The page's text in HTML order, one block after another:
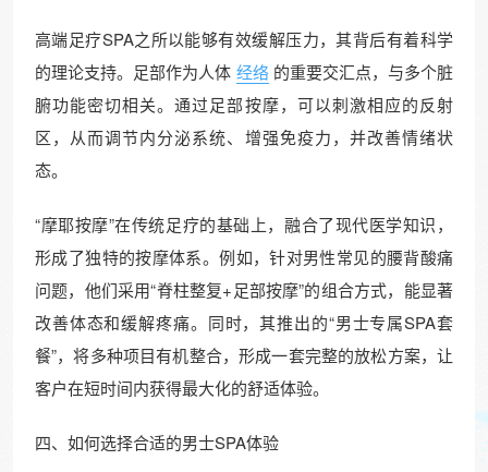
高端足疗SPA之所以能够有效缓解压力，其背后有着科学
的理论支持。足部作为人体 经络 的重要交汇点，与多个脏
腑功能密切相关。通过足部按摩，可以刺激相应的反射
区，从而调节内分泌系统、增强免疫力，并改善情绪状
态。
“摩耶按摩”在传统足疗的基础上，融合了现代医学知识，
形成了独特的按摩体系。例如，针对男性常见的腰背酸痛
问题，他们采用“脊柱整复+足部按摩”的组合方式，能显著
改善体态和缓解疼痛。同时，其推出的“男士专属SPA套
餐”，将多种项目有机整合，形成一套完整的放松方案，让
客户在短时间内获得最大化的舒适体验。
四、如何选择合适的男士SPA体验